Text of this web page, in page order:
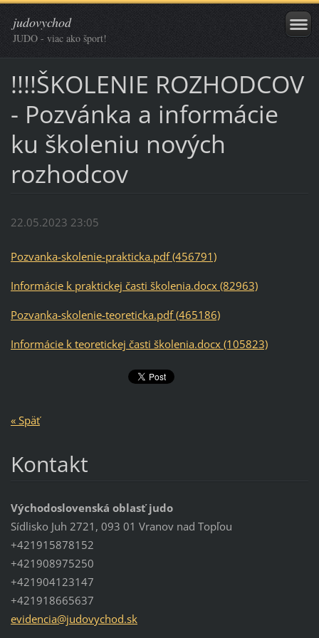
judovychod
JUDO - viac ako šport!
!!!!ŠKOLENIE ROZHODCOV
- Pozvánka a informácie
ku školeniu nových
rozhodcov
22.05.2023 23:05
Pozvanka-skolenie-prakticka.pdf (456791)
Informácie k praktickej časti školenia.docx (82963)
Pozvanka-skolenie-teoreticka.pdf (465186)
Informácie k teoretickej časti školenia.docx (105823)
« Späť
Kontakt
Východoslovenská oblasť judo
Sídlisko Juh 2721, 093 01 Vranov nad Topľou
+421915878152
+421908975250
+421904123147
+421918665637
evidencia@judovychod.sk